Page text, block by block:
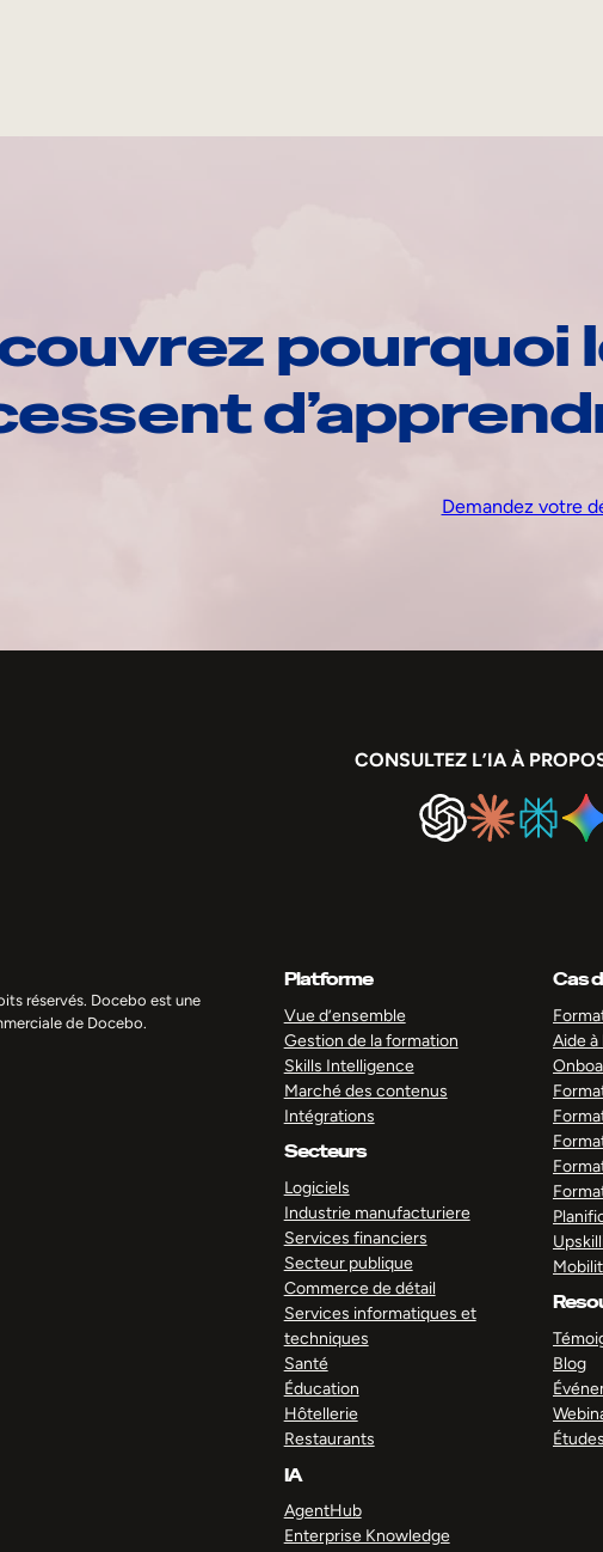
pourquoi
Demandez votre
CONSULTEZ L’IA À
réservés. Docebo est une
de Docebo.
Platforme
Vue d’ensemble
Gestion de la formation
Skills Intelligence
Marché des contenus
Intégrations
Secteurs
Logiciels
Industrie manufacturiere
Services financiers
Secteur publique
Commerce de détail
Services informatiques et
techniques
Santé
Éducation
Hôtellerie
Restaurants
IA
AgentHub
Enterprise Knowledge
Cas
Aide à
Blog